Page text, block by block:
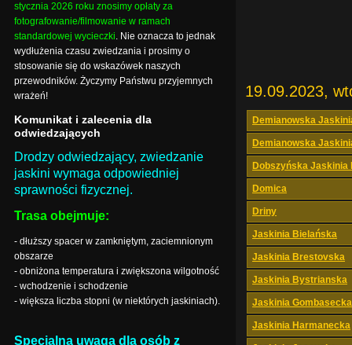
19.09.2023,
Demianowska
Demianowska
Dobszyńska Jaskinia
Domica
Driny
Jaskinia Bielańska
Jaskinia Brestovska
Jaskinia Bystrianska
Jaskinia Gombasecka
Jaskinia Harmanecka
stycznia 2026 roku znosimy opłaty za
fotografowanie/filmowanie w ramach
standardowej wycieczki. Nie oznacza to jednak
wydłużenia czasu zwiedzania i prosimy o
stosowanie się do wskazówek naszych
przewodników. Życzymy Państwu przyjemnych
wrażeń!
Komunikat i zalecenia dla
odwiedzających
Drodzy odwiedzający, zwiedzanie
jaskini wymaga odpowiedniej
sprawności fizycznej.
Trasa obejmuje:
- dłuższy spacer w zamkniętym, zaciemnionym
obszarze
- obniżona temperatura i zwiększona wilgotność
- wchodzenie i schodzenie
- większa liczba stopni (w niektórych jaskiniach).
Specjalna uwaga dla osób z